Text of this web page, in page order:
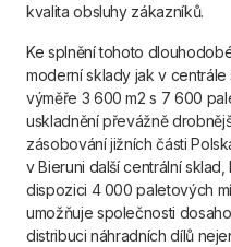
kvalita obsluhy zákazníků.
Ke splnění tohoto
moderní sklady jak v
výměře 3 600 m2 s 7 600
uskladnění převážně
zásobování jižních části
v Bieruni další centrální
dispozici 4 000 paletových
umožňuje společnosti
distribuci náhradních dílů